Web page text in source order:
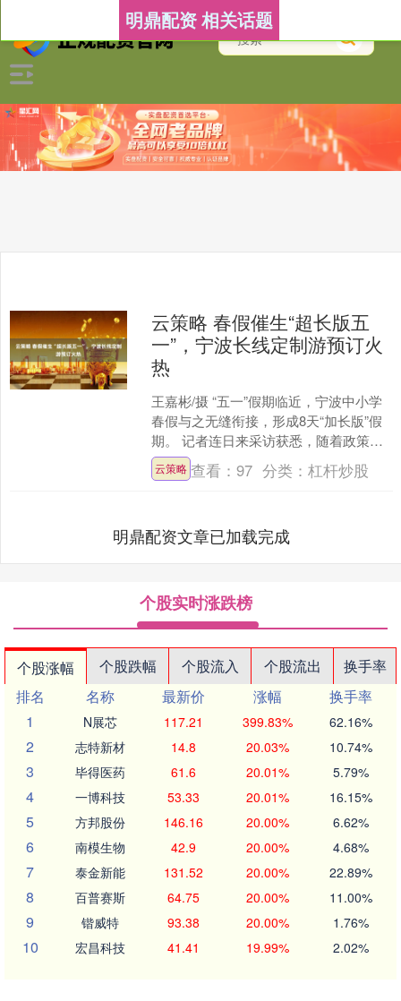
明鼎配资 相关话题
云策略 春假催生“超长版五
一”，宁波长线定制游预订火
热
王嘉彬/摄 “五一”假期临近，宁波中小学
春假与之无缝衔接，形成8天“加长版”假
期。 记者连日来采访获悉，随着政策效
应持续释放，激发了不少家庭游客的出
行热情，旅游....
云策略 查看：97 分类：杠杆炒股
明鼎配资文章已加载完成
个股实时涨跌榜
个股涨幅 个股跌幅 个股流入 个股流出
换手率
排名
名称 最新价 涨幅
换手率
1
N展芯 117.21 399.83% 62.16%
2 志特新材 14.8 20.03% 10.74%
3 毕得医药 61.6 20.01% 5.79%
4 一博科技 53.33 20.01% 16.15%
5 方邦股份 146.16 20.00% 6.62%
6 南模生物 42.9 20.00% 4.68%
7 泰金新能 131.52 20.00% 22.89%
8 百普赛斯 64.75 20.00% 11.00%
9 锴威特 93.38 20.00% 1.76%
10 宏昌科技 41.41 19.99% 2.02%